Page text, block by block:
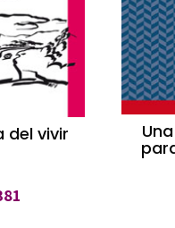
del vivir